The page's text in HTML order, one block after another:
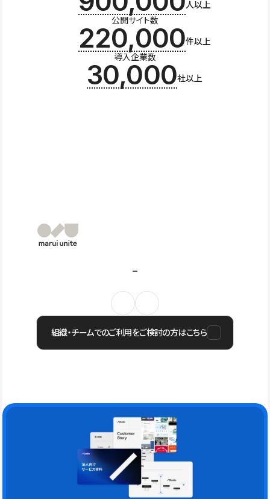
人以上
公開サイト数
220,000件以上
導入企業数
30,000社以上
組織・チームでのご利用をご検討の方はこちら